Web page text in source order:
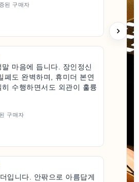
된 구매자
마음에 듭니다. 장인정신
폐도 완벽하며, 휴미더 본연
수행하면서도 외관이 훌륭
구매자
입니다. 안팎으로 아름답게